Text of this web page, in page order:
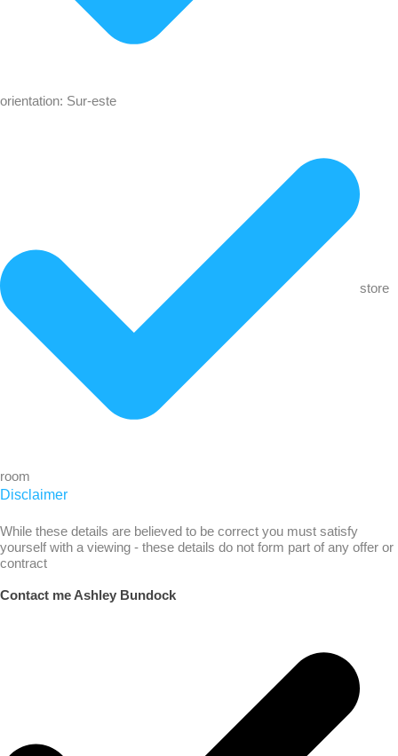
orientation: Sur-este
store
room
Disclaimer
While these details are believed to be correct you must satisfy
yourself with a viewing - these details do not form part of any offer or
contract
Contact me Ashley Bundock